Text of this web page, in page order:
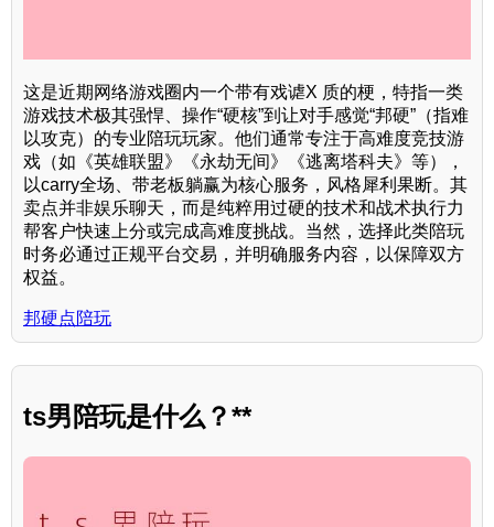
这是近期网络游戏圈内一个带有戏谑X 质的梗，特指一类
游戏技术极其强悍、操作“硬核”到让对手感觉“邦硬”（指难
以攻克）的专业陪玩玩家。他们通常专注于高难度竞技游
戏（如《英雄联盟》《永劫无间》《逃离塔科夫》等），
以carry全场、带老板躺赢为核心服务，风格犀利果断。其
卖点并非娱乐聊天，而是纯粹用过硬的技术和战术执行力
帮客户快速上分或完成高难度挑战。当然，选择此类陪玩
时务必通过正规平台交易，并明确服务内容，以保障双方
权益。
邦硬点陪玩
ts男陪玩是什么？**